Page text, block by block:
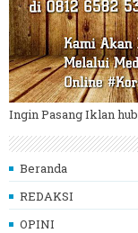
Ingin Pasang Iklan
Beranda
REDAKSI
OPINI